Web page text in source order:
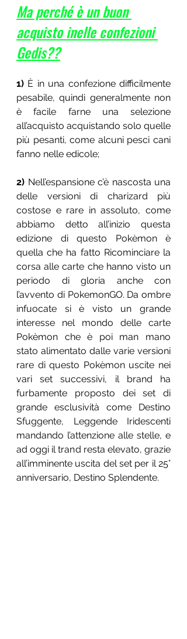
Ma perché è un buon
acquisto inelle confezioni
Gedis??
1) È in una confezione difficilmente
pesabile, quindi generalmente non
è facile farne una selezione
all’acquisto acquistando solo quelle
più pesanti, come alcuni pesci cani
fanno nelle edicole;
2) Nell’espansione c’è nascosta una
delle versioni di charizard più
costose e rare in assoluto, come
abbiamo detto all’inizio questa
edizione di questo Pokèmon è
quella che ha fatto Ricominciare la
corsa alle carte che hanno visto un
periodo di gloria anche con
l’avvento di PokemonGO. Da ombre
infuocate si è visto un grande
interesse nel mondo delle carte
Pokèmon che è poi man mano
stato alimentato dalle varie versioni
rare di questo Pokèmon uscite nei
vari set successivi, il brand ha
furbamente proposto dei set di
grande esclusività come Destino
Sfuggente, Leggende Iridescenti
mandando l’attenzione alle stelle, e
ad oggi il trand resta elevato, grazie
all’imminente uscita del set per il 25°
anniversario, Destino Splendente.